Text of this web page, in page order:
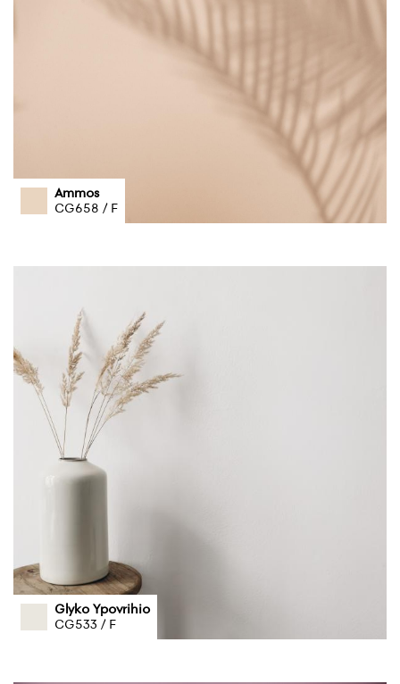
Ammos
CG658 / F
Glyko Ypovrihio
CG533 / F